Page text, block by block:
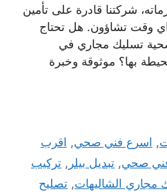
شركتنا قادرة على تأمين
تشاؤون. هل تحتاج
تسليك مجاري في
بها؟ موثوقة وخبرة
, اسرع فني صحي, اقرب
صحي, تبديل بيلر , تركيب
مجاري الشاليهات, تصليح